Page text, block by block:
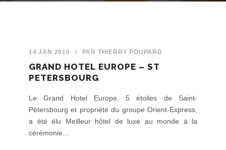
14 JAN 2010 / PAR THIERRY POUPARD
GRAND HOTEL EUROPE – ST
PETERSBOURG
Le Grand Hotel Europe, 5 étoiles de Saint-
Pétersbourg et propriété du groupe Orient-Express,
a été élu Meilleur hôtel de luxe au monde à la
cérémonie...